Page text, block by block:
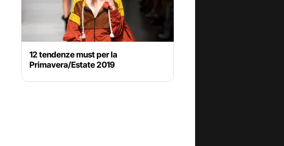
12 tendenze must per la
Primavera/Estate 2019